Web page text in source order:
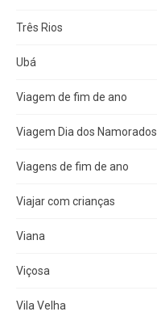
Três Rios
Ubá
Viagem de fim de ano
Viagem Dia dos Namorados
Viagens de fim de ano
Viajar com crianças
Viana
Viçosa
Vila Velha